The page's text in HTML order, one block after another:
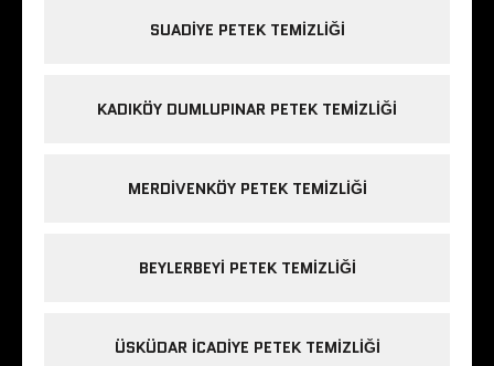
SUADIYE PETEK TEMIZLIĞI
KADIKÖY DUMLUPINAR PETEK TEMIZLIĞI
MERDIVENKÖY PETEK TEMIZLIĞI
BEYLERBEYI PETEK TEMIZLIĞI
ÜSKÜDAR ICADIYE PETEK TEMIZLIĞI